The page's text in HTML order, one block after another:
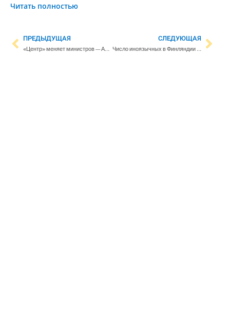
Читать полностью
ПРЕДЫДУЩАЯ
«Центр» меняет министров — Антти Курвинен займет пост министра сельского хозяйства, а Петри Хонконен станет новым министром науки и культуры
СЛЕДУЮЩАЯ
Число иноязычных в Финляндии выросло самыми быстрыми темпами за последние несколько десятилетий